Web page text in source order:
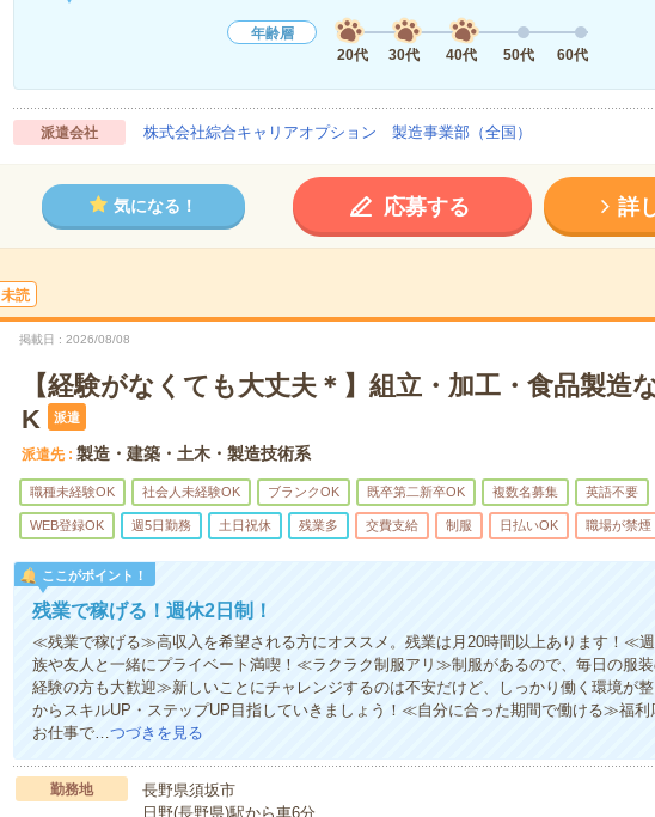
年齢層
20代
30代 40代 50代 60代
派遣会社 株式会社綜合キャリアオプション 製造事業部（全国）
気になる！ 応募する 詳
未読
掲載日 2026/08/08
【経験がなくても大丈夫＊】組立・加工・食品製造
K
派遣
派遣先 製造・建築・土木・製造技術系
職種未経験OK 社会人未経験OK ブランクOK 既卒第二新卒OK 複数名募集 英語不要
WEB登録OK 週5日勤務 土日祝休 残業多 交費支給 制服 日払いOK 職場が禁煙
ここがポイント！
残業で稼げる！週休2日制！
≪残業で稼げる≫高収入を希望される方にオススメ。残業は月20時間以上あります！≪
族や友人と一緒にプライベート満喫！≪ラクラク制服アリ≫制服があるので、毎日の服
経験の方も大歓迎≫新しいことにチャレンジするのは不安だけど、しっかり働く環境が
からスキルUP・ステップUP目指していきましょう！≪自分に合った期間で働ける≫福利
お仕事で…つづきを見る
勤務地
長野県須坂市
日野(長野県)駅から車6分